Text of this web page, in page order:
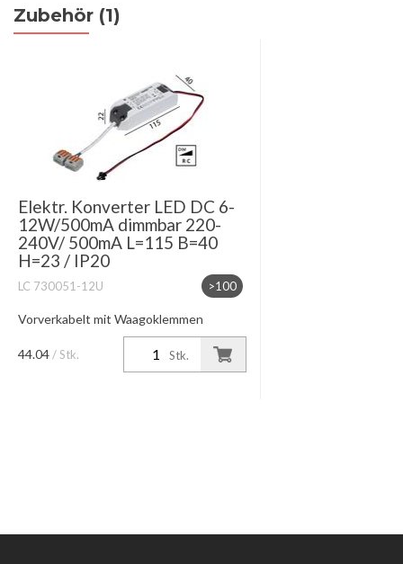
Zubehör (1)
Elektr. Konverter LED DC 6-
12W/500mA dimmbar 220-
240V/ 500mA L=115 B=40
H=23 / IP20
>100
LC 730051-12U
Vorverkabelt mit Waagoklemmen
Phasenan-abschnitt dimmbar
Stk.
44.04/ Stk.